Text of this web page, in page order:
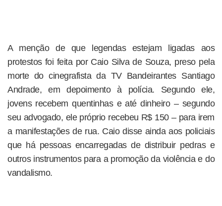
A menção de que legendas estejam ligadas aos
protestos foi feita por Caio Silva de Souza, preso pela
morte do cinegrafista da TV Bandeirantes Santiago
Andrade, em depoimento à polícia. Segundo ele,
jovens recebem quentinhas e até dinheiro – segundo
seu advogado, ele próprio recebeu R$ 150 – para irem
a manifestações de rua. Caio disse ainda aos policiais
que há pessoas encarregadas de distribuir pedras e
outros instrumentos para a promoção da violência e do
vandalismo.